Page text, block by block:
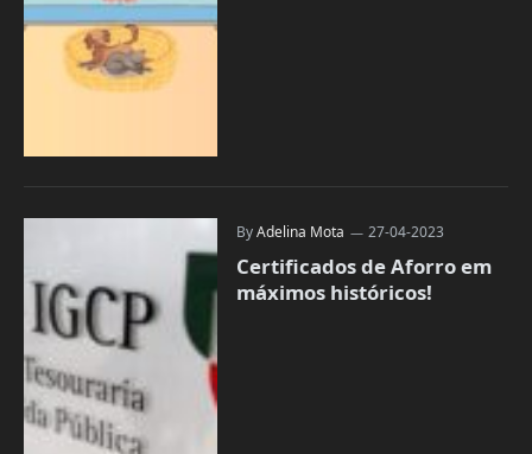
ByAdelina Mota 27-04-2023
Certificados de Aforro em
máximos históricos!